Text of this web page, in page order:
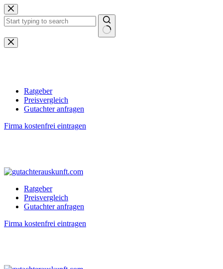
Zum
Inhalt
springen
Keine
Ergebnisse
Ratgeber
Preisvergleich
Gutachter anfragen
Firma kostenfrei eintragen
Ratgeber
Preisvergleich
Gutachter anfragen
Firma kostenfrei eintragen